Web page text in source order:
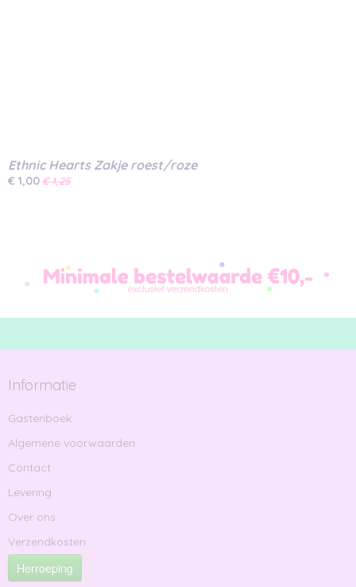
Ethnic Hearts Zakje roest/roze
€ 1,00€ 1,25
Informatie
Gastenboek
Algemene voorwaarden
Contact
Levering
Over ons
Verzendkosten
Herroeping